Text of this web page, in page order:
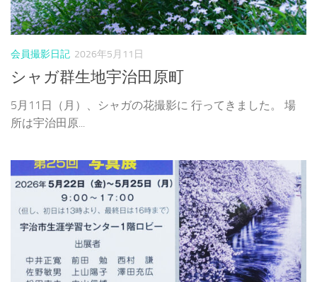
会員撮影日記 2026年5月11日
シャガ群生地宇治田原町
5月11日（月）、シャガの花撮影に 行ってきました。 場
所は宇治田原...